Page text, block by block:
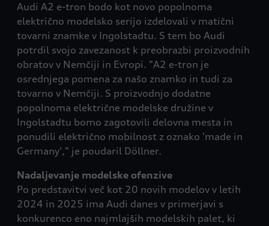
Audi A2 e-tron bodo kot novo popolnoma
električno modelsko serijo izdelovali v matični
tovarni znamke v Ingolstadtu. S tem bo Audi
potrdil svojo zavezanost k preobrazbi proizvodnih
obratov v Nemčiji in Evropi. "A2 e-tron je
osrednjega pomena za našo znamko in tudi za
tovarno v Nemčiji. S proizvodnjo dodatne
popolnoma električne modelske družine v
Ingolstadtu bomo zagotovili delovna mesta in
ponudili električno mobilnost z oznako 'made in
Germany'," je poudaril Döllner.
Nadaljevanje modelske ofenzive
Po predstavitvi več kot 20 novih modelov v letih
2024 in 2025 ima Audi danes v primerjavi s
konkurenco eno najmlajših modelskih palet, ki